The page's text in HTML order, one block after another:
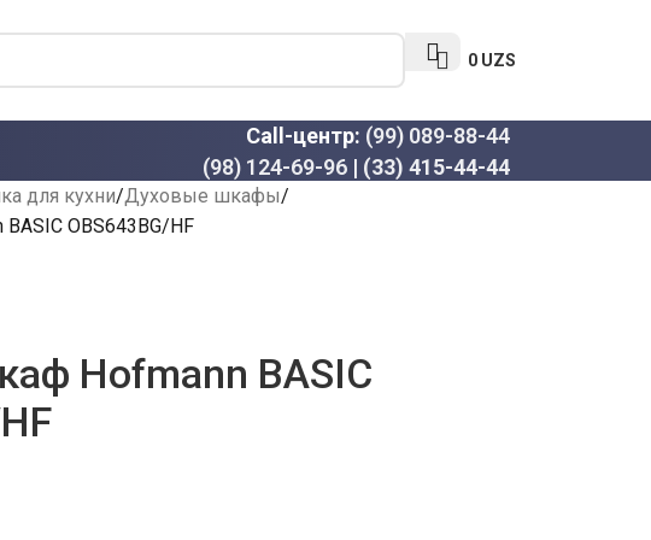
0 UZS
Call-центр: (99) 089-88-44
(98) 124-69-96 | (33) 415-44-44
для кухни Духовые шкафы
OBS643BG/HF
Hofmann BASIC